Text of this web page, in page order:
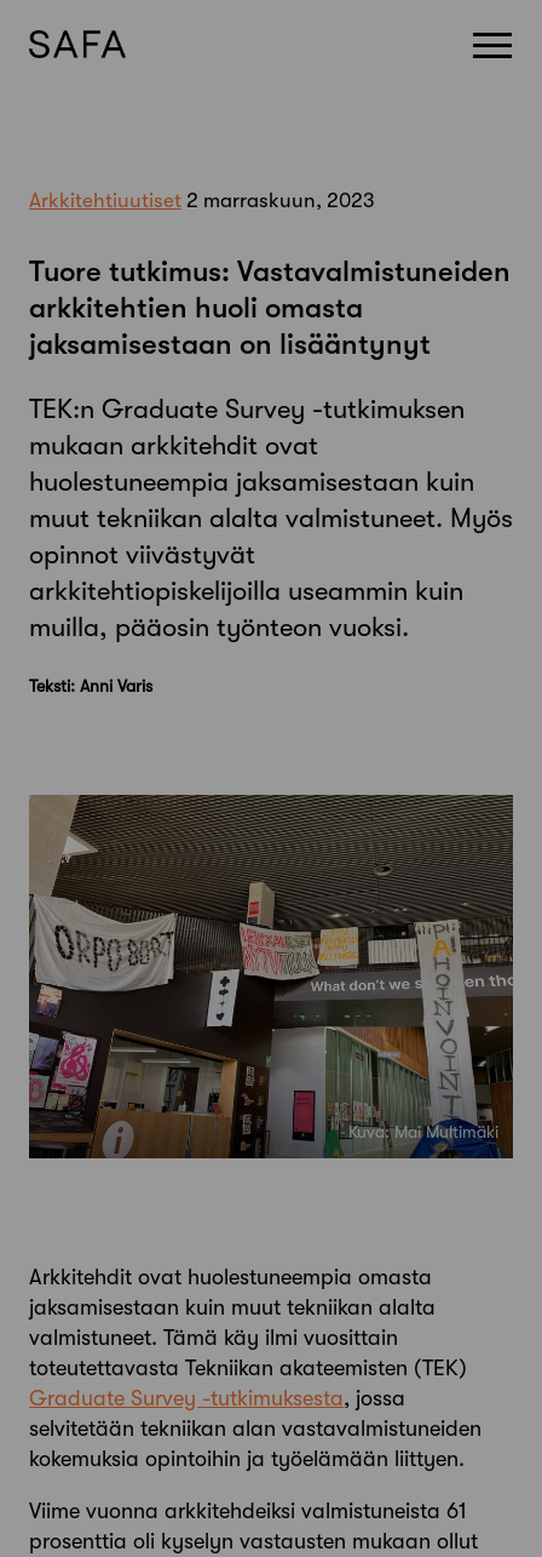
Arkkitehtiuutiset 2 marraskuun, 2023
Tuore tutkimus: Vastavalmistuneiden
arkkitehtien huoli omasta
jaksamisestaan on lisääntynyt
TEK:n Graduate Survey -tutkimuksen
mukaan arkkitehdit ovat
huolestuneempia jaksamisestaan kuin
muut tekniikan alalta valmistuneet. Myös
opinnot viivästyvät
arkkitehtiopiskelijoilla useammin kuin
muilla, pääosin työnteon vuoksi.
Teksti: Anni Varis
Kuva: Mai Multimäki
Arkkitehdit ovat huolestuneempia omasta
jaksamisestaan kuin muut tekniikan alalta
valmistuneet. Tämä käy ilmi vuosittain
toteutettavasta Tekniikan akateemisten (TEK)
Graduate Survey -­tutkimuksesta, jossa
selvitetään tekniikan alan vasta­valmistuneiden
kokemuksia opintoihin ja työ­elämään liittyen.
Viime vuonna arkkitehdeiksi valmistuneista 61
prosenttia oli kyselyn vastausten mukaan ollut